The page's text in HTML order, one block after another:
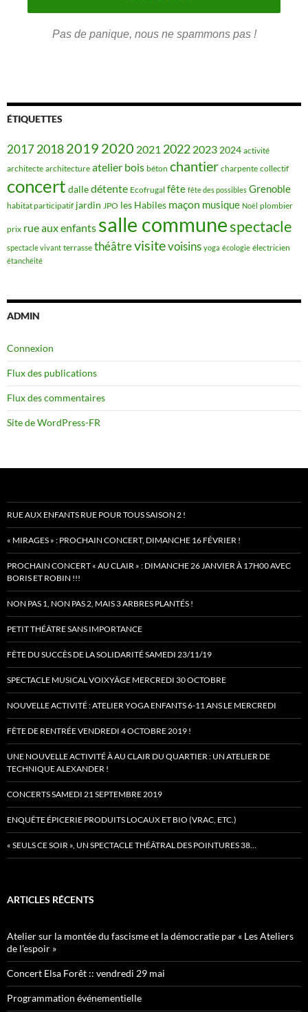
Pas de panique, nous ne spammons pas !
ÉTIQUETTES
201720182019 2020 2021 2022 2023 2024 activité
architecte architecture atelier bois béton chantier charpente collectif
concert dalledétente Ecofrugal fête fête des possibles Grenoble
habitat participatif jardin JPO les Habiles maçon musique Noël plombier
prix rue aux enfants salle communespectacle
spectacle vivant terrasse théâtrevisitevoisins yoga écologie électricien
étanchéité
ADMIN
Connexion
Flux des publications
Flux des commentaires
Site de WordPress-FR
RUE AUX ENFANTS RUE POUR TOUS SAISON 2 !
« MIRAGES » : PROCHAIN CONCERT, DIMANCHE 16 FÉVRIER !
PROCHAIN CONCERT « AU CLAIR » : DIMANCHE 26 JANVIER À 17H00 AVEC
BORIS ET ROBIN !!!
NON PAS 1, NON PAS 2, MAIS 3 ARBRES PLANTÉS !
PETIT THÉÂTRE SANS IMPORTANCE
FÊTE DU SUCCÈS DE LA SOLIDARITÉ SAMEDI 23/11/19
SPECTACLE MUSICAL VOIXYÂGE MERCREDI 30 OCTOBRE
NOUVELLE ACTIVITÉ : ATELIER YOGA ENFANTS 6-11 ANS LE MERCREDI
FÊTE DE RENTRÉE VENDREDI 4 OCTOBRE 2019 !
UNE NOUVELLE ACTIVITÉ À AU CLAIR DU QUARTIER : UN ATELIER DE
TECHNIQUE ALEXANDER !
CONCERTS SAMEDI 21 SEPTEMBRE 2019
ENQUÊTE ÉPICERIE PRODUITS LOCAUX ET BIO (VRAC, ETC.)
« SEULS CE SOIR », UN SPECTACLE THÉÂTRAL DES POINTURES 38…
ARTICLES RÉCENTS
Atelier sur la montée du fascisme et la démocratie par « Les Ateliers
de l’espoir »
Concert Elsa Forêt :: vendredi 29 mai
Programmation événementielle